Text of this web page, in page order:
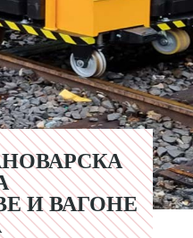
И ВАГОНЕ